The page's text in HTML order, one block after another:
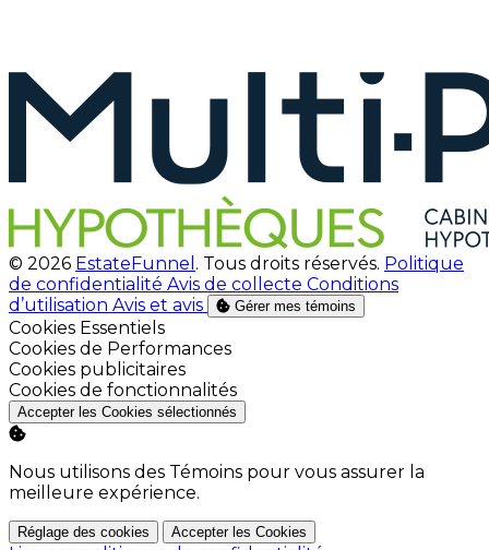
© 2026 EstateFunnel . Tous droits réservés. Politique
de confidentialité Avis de collecte Conditions
d’utilisation Avis et avis Gérer mes témoins
Activer
Cookies Essentiels
Activer
Cookies de Performances
Activer
Cookies publicitaires
Activer
Cookies de fonctionnalités
Accepter les Cookies sélectionnés
Nous utilisons des Témoins pour vous assurer la
meilleure expérience.
Réglage des cookies Accepter les Cookies